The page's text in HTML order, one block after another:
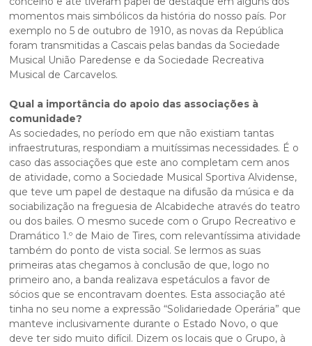
momentos mais simbólicos da história do nosso país. Por
exemplo no 5 de outubro de 1910, as novas da República
foram transmitidas a Cascais pelas bandas da Sociedade
Musical União Paredense e da Sociedade Recreativa
Musical de Carcavelos.
Qual a importância do apoio das associações à
comunidade?
As sociedades, no período em que não existiam tantas
infraestruturas, respondiam a muitíssimas necessidades. É o
caso das associações que este ano completam cem anos
de atividade, como a Sociedade Musical Sportiva Alvidense,
que teve um papel de destaque na difusão da música e da
sociabilização na freguesia de Alcabideche através do teatro
ou dos bailes. O mesmo sucede com o Grupo Recreativo e
Dramático 1.º de Maio de Tires, com relevantíssima atividade
também do ponto de vista social. Se lermos as suas
primeiras atas chegamos à conclusão de que, logo no
primeiro ano, a banda realizava espetáculos a favor de
sócios que se encontravam doentes. Esta associação até
tinha no seu nome a expressão “Solidariedade Operária” que
manteve inclusivamente durante o Estado Novo, o que
deve ter sido muito difícil. Dizem os locais que o Grupo, à